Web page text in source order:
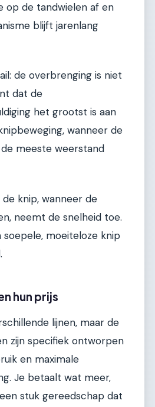
op de tandwielen af en
blijft jarenlang
de overbrenging is niet
dat de
het grootst is aan
wanneer de
meeste weerstand
knip, wanneer de
neemt de snelheid toe.
moeiteloze knip
hun prijs
lijnen, maar de
zijn specifiek ontworpen
en maximale
Je betaalt wat meer,
stuk gereedschap dat